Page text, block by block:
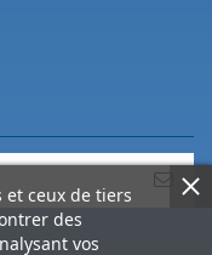
et ceux de tiers
des
vos